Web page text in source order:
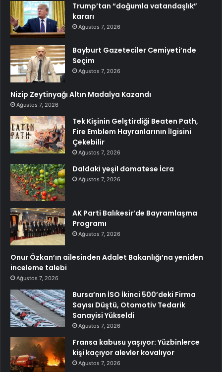
Trump’tan “doğumla vatandaşlık”
kararı
Ağustos 7, 2026
Bayburt Gazeteciler Cemiyeti’nde
Seçim
Ağustos 7, 2026
Nizip Zeytinyağı Altın Madalya Kazandı
Ağustos 7, 2026
Tek Kişinin Gelştirdiği Beaten Path,
Fire Emblem Hayranlarının İlgisini
Çekebilir
Ağustos 7, 2026
Daldaki yeşil domatese İcra
Ağustos 7, 2026
AK Parti Balıkesir’de Bayramlaşma
Programı
Ağustos 7, 2026
Onur Özkan’ın ailesinden Adalet Bakanlığı’na yeniden
inceleme talebi
Ağustos 7, 2026
Bursa’nın İSO İkinci 500’deki Firma
Sayısı Düştü, Otomotiv Tedarik
Sanayisi Yükseldi
Ağustos 7, 2026
Fransa kabusu yaşıyor: Yüzbinlerce
kişi kaçıyor alevler kovalıyor
Ağustos 7, 2026